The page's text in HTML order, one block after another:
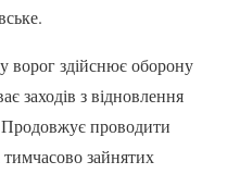
ворог здійснює оборону
заходів з відновлення
Продовжує проводити
тимчасово зайнятих